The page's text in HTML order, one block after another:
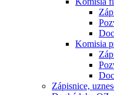
Komisia
Zápisnice,